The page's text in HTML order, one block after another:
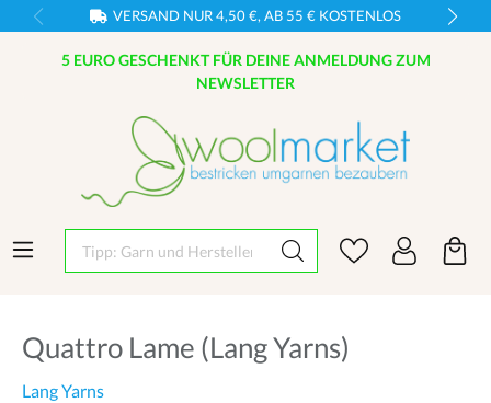
VERSAND NUR 4,50 €, AB 55 € KOSTENLOS
5 EURO GESCHENKT FÜR DEINE ANMELDUNG ZUM
NEWSLETTER
Tipp: Garn und Hersteller eingeben
Quattro Lame (Lang Yarns)
Lang Yarns